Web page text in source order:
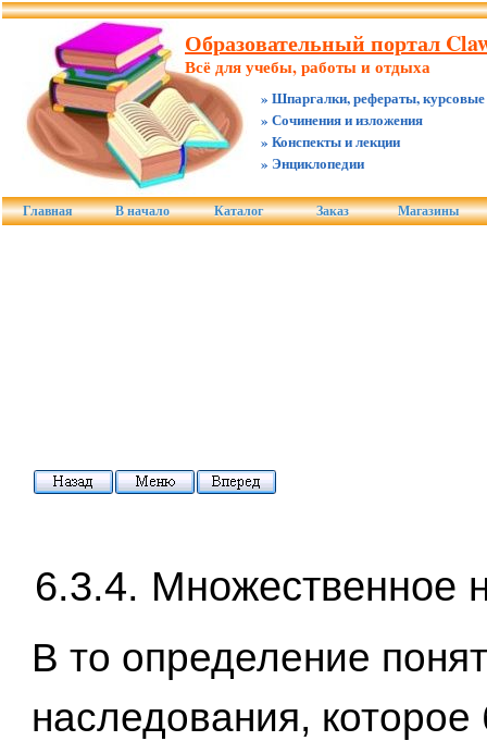
Образовательный портал
Всё для учебы, работы и отдыха
» Шпаргалки, рефераты, курсовые
» Сочинения и изложения
» Конспекты и лекции
» Энциклопедии
Главная В начало Каталог Заказ Магазины
6.3.4. Множественное
В то определение
наследования,